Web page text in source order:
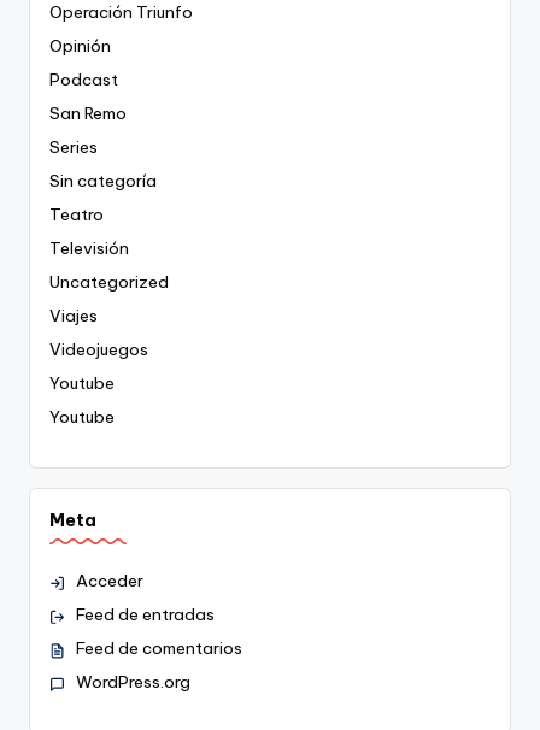
Operación Triunfo
Opinión
Podcast
San Remo
Series
Sin categoría
Teatro
Televisión
Uncategorized
Viajes
Videojuegos
Youtube
Youtube
Meta
Acceder
Feed de entradas
Feed de comentarios
WordPress.org